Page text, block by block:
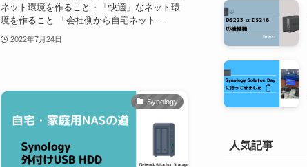
ネット環境を作ること・「快適」なネット環
境を作ること 「会社側から自宅ネット...
2022年7月24日
Synology
人気記事